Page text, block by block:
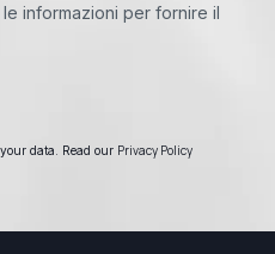
informazioni per fornire il
data. Read our Privacy Policy